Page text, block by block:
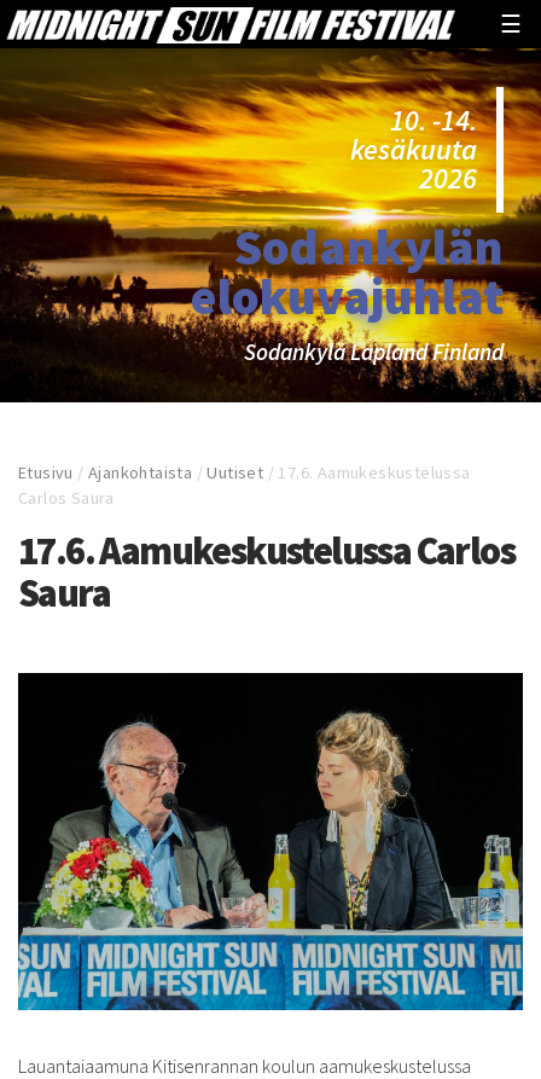
☰
10. -14.
kesäkuuta
2026
Sodankylän
elokuvajuhlat
Sodankylä Lapland Finland
Etusivu /Ajankohtaista /Uutiset / 17.6. Aamukeskustelussa
Carlos Saura
17.6. Aamukeskustelussa Carlos
Saura
Lauantaiaamuna Kitisenrannan koulun aamukeskustelussa